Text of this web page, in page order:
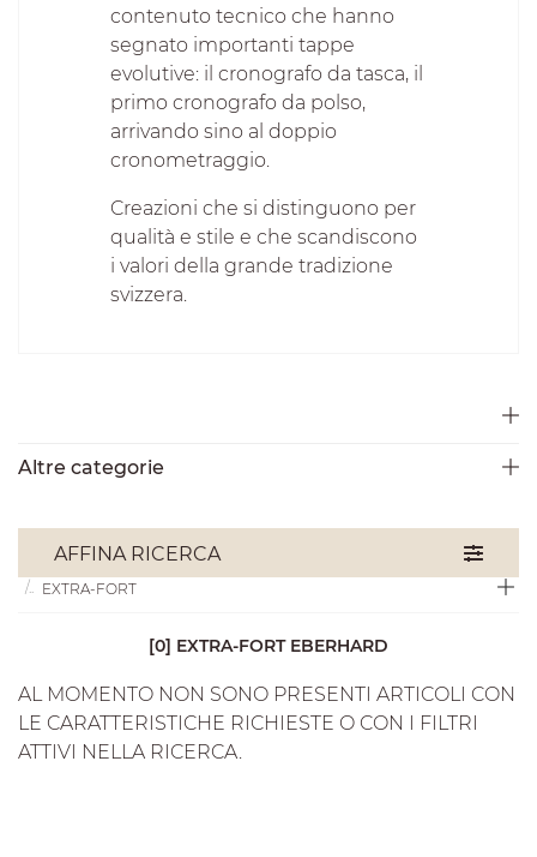
contenuto tecnico che hanno
segnato importanti tappe
evolutive: il cronografo da tasca, il
primo cronografo da polso,
arrivando sino al doppio
cronometraggio.
Creazioni che si distinguono per
qualità e stile e che scandiscono
i valori della grande tradizione
svizzera.
Altre categorie
AFFINA RICERCA
EXTRA-FORT
[0] EXTRA-FORT EBERHARD
AL MOMENTO NON SONO PRESENTI ARTICOLI CON
LE CARATTERISTICHE RICHIESTE O CON I FILTRI
ATTIVI NELLA RICERCA.